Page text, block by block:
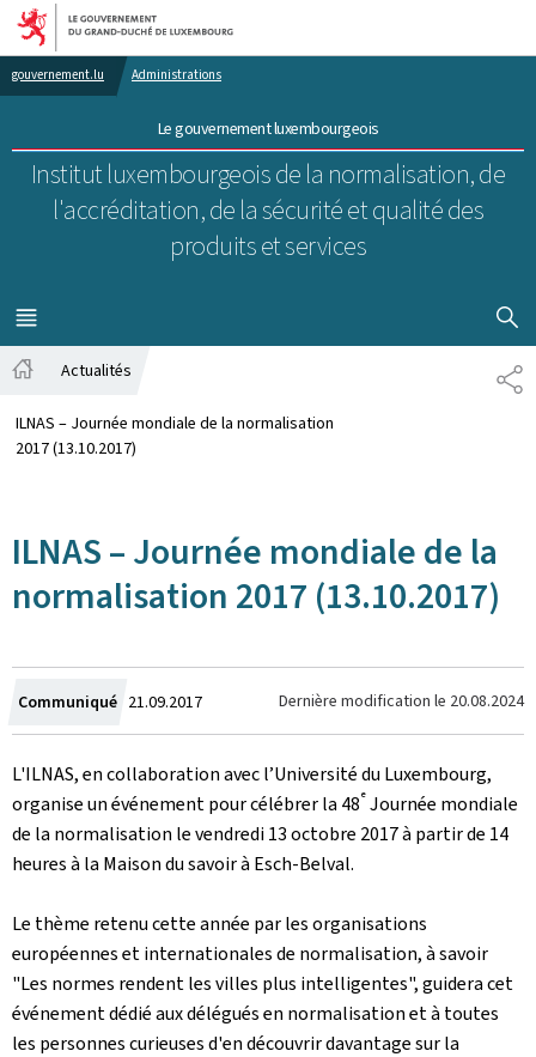
Aller au menu principal
Aller au contenu
gouvernement.lu Administrations
Le gouvernement luxembourgeois
Institut luxembourgeois de la normalisation, de
l'accréditation, de la sécurité et qualité des
produits et services
MENU
PRINCIPAL
Actualités
ILNAS – Journée mondiale de la normalisation
2017 (13.10.2017)
ILNAS – Journée mondiale de la
normalisation 2017 (13.10.2017)
Communiqué Crée
le
21.09.2017 Dernière modification le 20.08.2024
L'ILNAS, en collaboration avec l’Université du Luxembourg,
organise un événement pour célébrer la 48eJournée mondiale
de la normalisation le vendredi 13 octobre 2017 à partir de 14
heures à la Maison du savoir à Esch-Belval.
Le thème retenu cette année par les organisations
européennes et internationales de normalisation, à savoir
"Les normes rendent les villes plus intelligentes", guidera cet
événement dédié aux délégués en normalisation et à toutes
les personnes curieuses d'en découvrir davantage sur la